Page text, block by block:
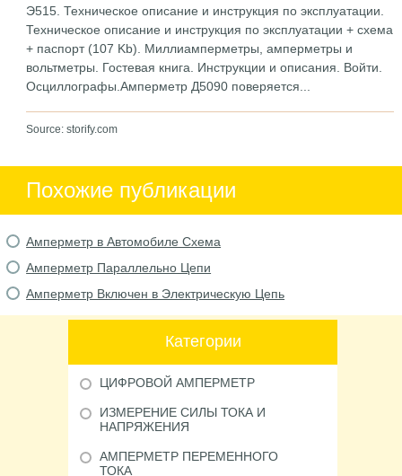
Э515. Техническое описание и инструкция по эксплуатации.
Техническое описание и инструкция по эксплуатации + схема
+ паспорт (107 Kb). Миллиамперметры, амперметры и
вольтметры. Гостевая книга. Инструкции и описания. Войти.
Осциллографы.Амперметр Д5090 поверяется...
Source: storify.com
Похожие публикации
Амперметр в Автомобиле Схема
Амперметр Параллельно Цепи
Амперметр Включен в Электрическую Цепь
Категории
ЦИФРОВОЙ АМПЕРМЕТР
ИЗМЕРЕНИЕ СИЛЫ ТОКА И
НАПРЯЖЕНИЯ
АМПЕРМЕТР ПЕРЕМЕННОГО
ТОКА